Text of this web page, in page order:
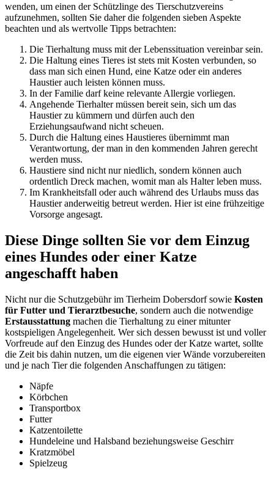
wenden, um einen der Schützlinge des Tierschutzvereins
aufzunehmen, sollten Sie daher die folgenden sieben Aspekte
beachten und als wertvolle Tipps betrachten:
Die Tierhaltung muss mit der Lebenssituation vereinbar sein.
Die Haltung eines Tieres ist stets mit Kosten verbunden, so
dass man sich einen Hund, eine Katze oder ein anderes
Haustier auch leisten können muss.
In der Familie darf keine relevante Allergie vorliegen.
Angehende Tierhalter müssen bereit sein, sich um das
Haustier zu kümmern und dürfen auch den
Erziehungsaufwand nicht scheuen.
Durch die Haltung eines Haustieres übernimmt man
Verantwortung, der man in den kommenden Jahren gerecht
werden muss.
Haustiere sind nicht nur niedlich, sondern können auch
ordentlich Dreck machen, womit man als Halter leben muss.
Im Krankheitsfall oder auch während des Urlaubs muss das
Haustier anderweitig betreut werden. Hier ist eine frühzeitige
Vorsorge angesagt.
Diese Dinge sollten Sie vor dem Einzug
eines Hundes oder einer Katze
angeschafft haben
Nicht nur die Schutzgebühr im Tierheim Dobersdorf sowie Kosten
für Futter und Tierarztbesuche, sondern auch die notwendige
Erstausstattung machen die Tierhaltung zu einer mitunter
kostspieligen Angelegenheit. Wer sich dessen bewusst ist und voller
Vorfreude auf den Einzug des Hundes oder der Katze wartet, sollte
die Zeit bis dahin nutzen, um die eigenen vier Wände vorzubereiten
und je nach Tier die folgenden Anschaffungen zu tätigen:
Näpfe
Körbchen
Transportbox
Futter
Katzentoilette
Hundeleine und Halsband beziehungsweise Geschirr
Kratzmöbel
Spielzeug